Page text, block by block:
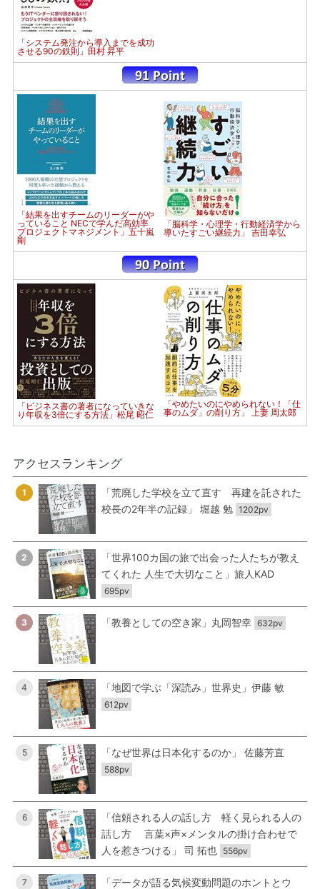
「システム発注から導入までを成功
させる90の鉄則」田村 昇平
「結果を出すチームのリーダーがや
っていること NECで学んだ高効率
プロジェクトマネジメント」五十嵐
剛
「脳科学・心理学・行動経済学から
導いたすごい継続力」 吉田幸弘
「ビジネス書の著者になっていきな
り年収を3倍にする方法」松尾 昭仁
「やめたいのにやめられない！「仕
事のムダ」の削り方」 上妻 周太郎
アクセスランキング
1
「荒廃した学校を立て直す 再建を託された
校長の2年半の記録」 堀越 勉 1202pv
2
「世界100カ国の旅で出会った人たちが教え
てくれた 人生で大切なこと」旅人KAD
695pv
3 「教養としての空き家」丸岡智幸 632pv
4 「地図で学ぶ「深読み」世界史」伊藤 敏
612pv
5 「なぜ世界は日本化するのか」 佐藤芳直
588pv
6
「信頼される人の話し方 軽く見られる人の
話し方 言葉×声×メンタルの掛け合わせで
人を惹きつける」 司 拓也 556pv
7
「データが語る気候変動問題のホントとウ